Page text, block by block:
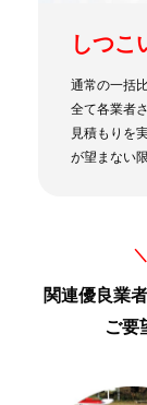
しつこ
通常の一括
全て各業者
見積もりを
が望まない
関連優良業
ご要